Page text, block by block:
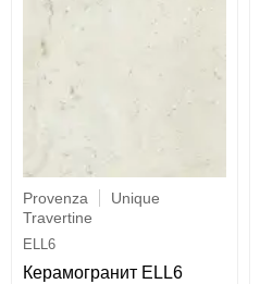
Provenza
Unique
Travertine
ELL6
Керамогранит ELL6